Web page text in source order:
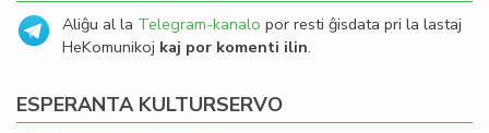
Aliĝu al la Telegram-kanalo por resti ĝisdata pri la lastaj
HeKomunikoj kaj por komenti ilin.
ESPERANTA KULTURSERVO